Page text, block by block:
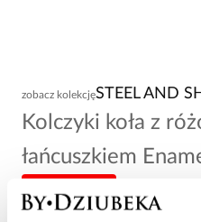
zobacz kolekcjęSTEEL AND
Kolczyki koła z
łańcuszkiem